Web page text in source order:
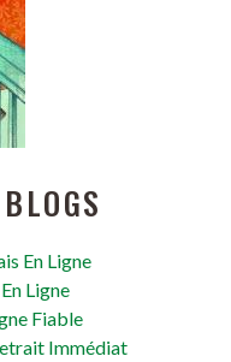
En Ligne
Ligne
Fiable
Immédiat